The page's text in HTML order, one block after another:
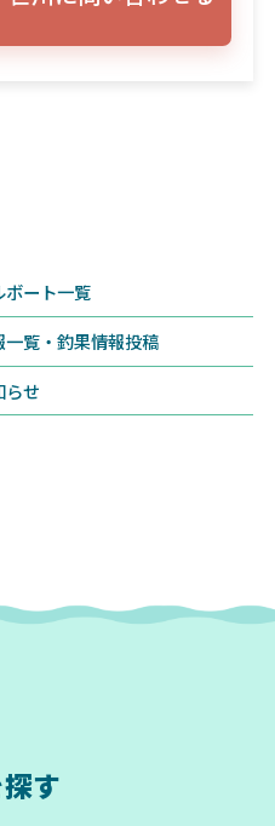
ボート一覧
覧・釣果情報投稿
らせ
す